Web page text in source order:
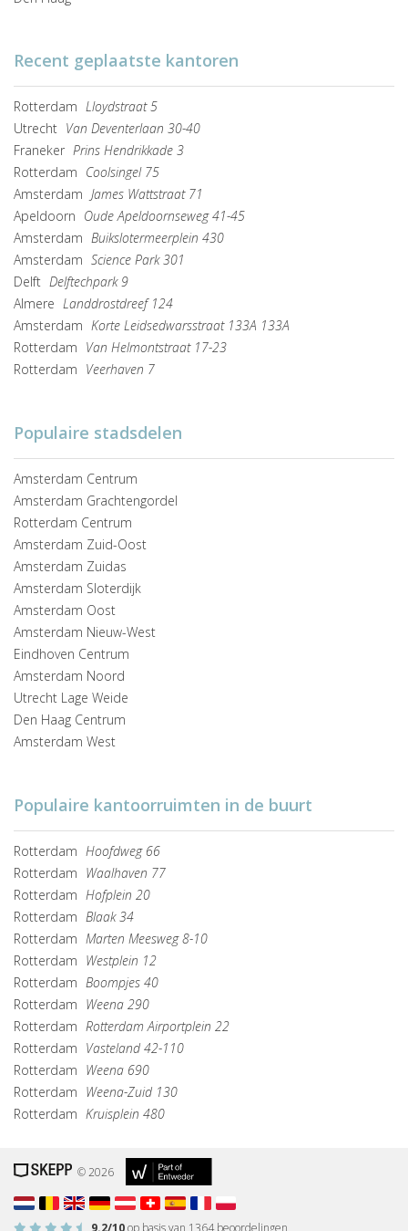
Recent geplaatste kantoren
Rotterdam Lloydstraat 5
Utrecht Van Deventerlaan 30-40
Franeker Prins Hendrikkade 3
Rotterdam Coolsingel 75
Amsterdam James Wattstraat 71
Apeldoorn Oude Apeldoornseweg 41-45
Amsterdam Buikslotermeerplein 430
Amsterdam Science Park 301
Delft Delftechpark 9
Almere Landdrostdreef 124
Amsterdam Korte Leidsedwarsstraat 133A 133A
Rotterdam Van Helmontstraat 17-23
Rotterdam Veerhaven 7
Populaire stadsdelen
Amsterdam Centrum
Amsterdam Grachtengordel
Rotterdam Centrum
Amsterdam Zuid-Oost
Amsterdam Zuidas
Amsterdam Sloterdijk
Amsterdam Oost
Amsterdam Nieuw-West
Eindhoven Centrum
Amsterdam Noord
Utrecht Lage Weide
Den Haag Centrum
Amsterdam West
Populaire kantoorruimten in de buurt
Rotterdam Hoofdweg 66
Rotterdam Waalhaven 77
Rotterdam Hofplein 20
Rotterdam Blaak 34
Rotterdam Marten Meesweg 8-10
Rotterdam Westplein 12
Rotterdam Boompjes 40
Rotterdam Weena 290
Rotterdam Rotterdam Airportplein 22
Rotterdam Vasteland 42-110
Rotterdam Weena 690
Rotterdam Weena-Zuid 130
Rotterdam Kruisplein 480
© 2026
9.2/10op basis van 1364beoordelingen